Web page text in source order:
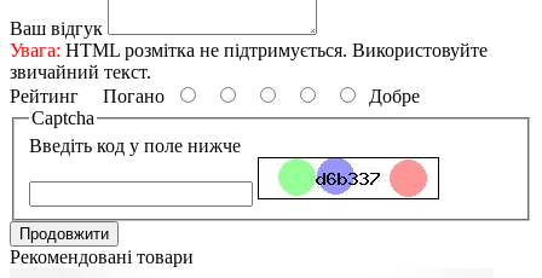
Ваш відгук
Увага: HTML розмітка не підтримується. Використовуйте
звичайний текст.
Рейтинг Погано
Добре
Captcha
Введіть код у поле нижче
Продовжити
Рекомендовані товари